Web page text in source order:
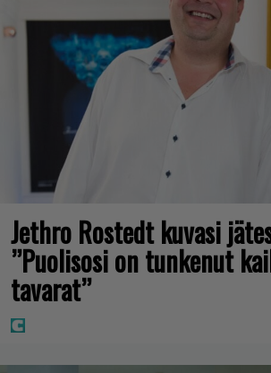
Jethro Rostedt kuvasi
”Puolisosi on tunkenut
tavarat”